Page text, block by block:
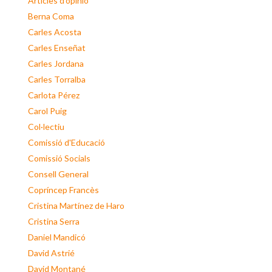
Berna Coma
Carles Acosta
Carles Enseñat
Carles Jordana
Carles Torralba
Carlota Pérez
Carol Puig
Col·lectiu
Comissió d'Educació
Comissió Socials
Consell General
Copríncep Francès
Cristina Martínez de Haro
Cristina Serra
Daniel Mandicó
David Astrié
David Montané